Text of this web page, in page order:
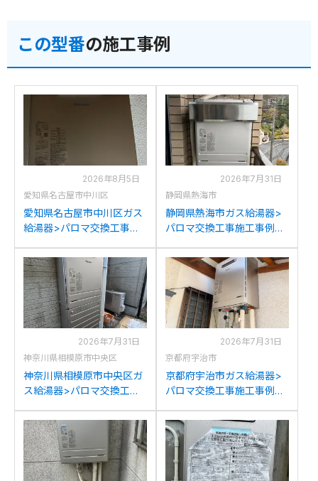
この型番の施工事例
2026年8月5日
愛知県名古屋市中川区
愛知県名古屋市中川区ガス
給湯器>パロマ交換工事施
WZ161FEPからパロマFH-
2023SAW-1への交換
2026年7月31日
静岡県熱海市
静岡県熱海市ガス給湯器>
パロマ交換工事施工事例：
らパロマFH-2023SAW-1へ
の交換
2026年7月31日
神奈川県相模原市中央区
神奈川県相模原市中央区ガ
ス給湯器>パロマ交換工事
V2001SAWからパロマFH-
2023SAW-1への交換
2026年7月31日
京都府宇治市
京都府宇治市ガス給湯器>
パロマ交換工事施工事例：
からパロマFH-2023SAW-1
への交換